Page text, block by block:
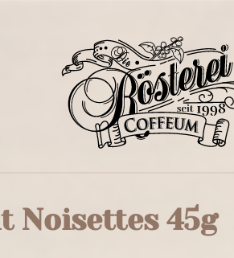
Noisettes 45g